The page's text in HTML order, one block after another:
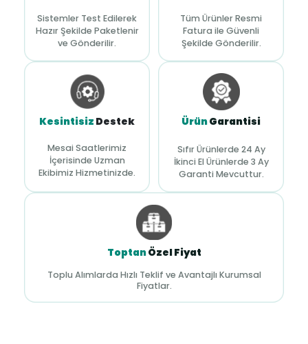
Sistemler Test Edilerek
Hazır Şekilde Paketlenir
ve Gönderilir.
Tüm Ürünler Resmi
Fatura ile Güvenli
Şekilde Gönderilir.
Kesintisiz Destek
Mesai Saatlerimiz
İçerisinde Uzman
Ekibimiz Hizmetinizde.
ÜrünGarantisi
Sıfır Ürünlerde 24 Ay
İkinci El Ürünlerde 3 Ay
Garanti Mevcuttur.
ToptanÖzel Fiyat
Toplu Alımlarda Hızlı Teklif ve Avantajlı Kurumsal
Fiyatlar.